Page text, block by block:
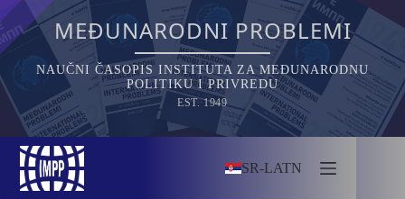
Skip
to
content
MEĐUNARODNI PROBLEMI
NAUČNI ČASOPIS INSTITUTA ZA MEĐUNARODNU
POLITIKU I PRIVREDU
EST. 1949
SR-LATN